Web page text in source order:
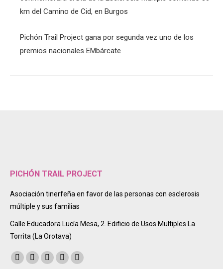
km del Camino de Cid, en Burgos
Pichón Trail Project gana por segunda vez uno de los
premios nacionales EMbárcate
PICHÓN TRAIL PROJECT
Asociación tinerfeña en favor de las personas con esclerosis
múltiple y sus familias
Calle Educadora Lucía Mesa, 2. Edificio de Usos Multiples La
Torrita (La Orotava)
Encuéntranos en:
Facebook
TwitterInstagram
Mail Sitio